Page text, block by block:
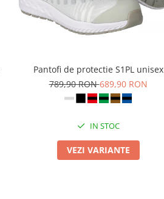
Pantofi de protectie S1PL unisex
789,90 RON689,90 RON
IN STOC
VEZI VARIANTE